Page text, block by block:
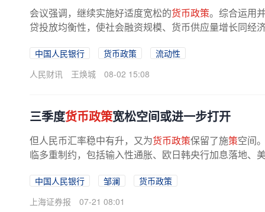
会议强调，继续实施好适度宽松的货币政策。综合运用
贷投放均衡性，使社会融资规模、货币供应量增长同经
中国人民银行 货币政策
流动性
人民财讯
王焕城 08-02 15:08
三季度货币政策宽松空间或进一步打开
但人民币汇率稳中有升，又为货币政策保留了施策空间
临多重制约，包括输入性通胀、欧日韩央行加息落地、
中国人民银行 邹澜
货币政策
上海证券报
07-21 08:01